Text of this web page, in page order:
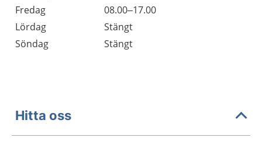
Fredag
08.00–17.00
Lördag
Stängt
Söndag
Stängt
Hitta oss